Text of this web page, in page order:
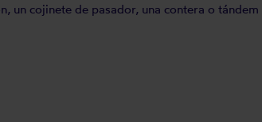
un cojinete de pasador, una contera o tándem